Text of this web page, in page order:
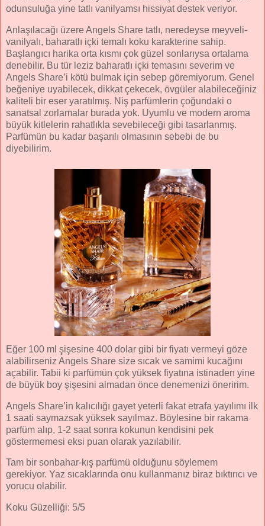
odunsuluğa yine tatlı vanilyamsı hissiyat destek veriyor.
Anlaşılacağı üzere Angels Share tatlı, neredeyse meyveli-
vanilyalı, baharatlı içki temalı koku karakterine sahip.
Başlangıcı harika orta kısmı çok güzel sonlarıysa ortalama
denebilir. Bu tür leziz baharatlı içki temasını severim ve
Angels Share’i kötü bulmak için sebep göremiyorum. Genel
beğeniye uyabilecek, dikkat çekecek, övgüler alabileceğiniz
kaliteli bir eser yaratılmış. Niş parfümlerin çoğundaki o
sanatsal zorlamalar burada yok. Uyumlu ve modern aroma
büyük kitlelerin rahatlıkla sevebileceği gibi tasarlanmış.
Parfümün bu kadar başarılı olmasının sebebi de bu
diyebilirim.
Eğer 100 ml şişesine 400 dolar gibi bir fiyatı vermeyi göze
alabilirseniz Angels Share size sıcak ve samimi kucağını
açabilir. Tabii ki parfümün çok yüksek fiyatına istinaden yine
de büyük boy şişesini almadan önce denemenizi öneririm.
Angels Share’in kalıcılığı gayet yeterli fakat etrafa yayılımı ilk
1 saati saymazsak yüksek sayılmaz. Böylesine bir rakama
parfüm alıp, 1-2 saat sonra kokunun kendisini pek
göstermemesi eksi puan olarak yazılabilir.
Tam bir sonbahar-kış parfümü olduğunu söylemem
gerekiyor. Yaz sıcaklarında onu kullanmanız biraz bıktırıcı ve
yorucu olabilir.
Koku Güzelliği: 5/5